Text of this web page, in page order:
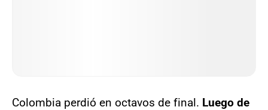
Colombia perdió en octavos de final. Luego de